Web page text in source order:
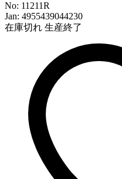
No: 11211R
Jan: 4955439044230
在庫切れ 生産終了